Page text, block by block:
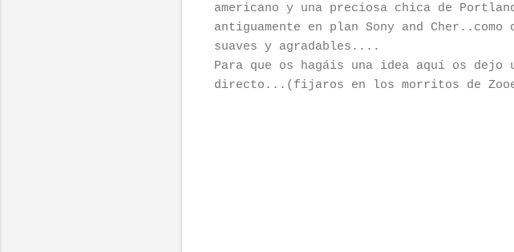
americano y una preciosa chica de
antiguamente en plan Sony and
suaves y agradables....
Para que os hagáis una idea aquí os
directo...(fijaros en los morritos de